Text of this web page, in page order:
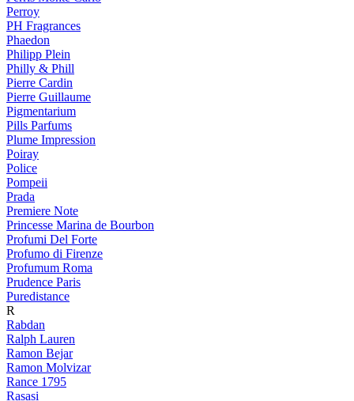
Perroy
PH Fragrances
Phaedon
Philipp Plein
Philly & Phill
Pierre Cardin
Pierre Guillaume
Pigmentarium
Pills Parfums
Plume Impression
Poiray
Police
Pompeii
Prada
Premiere Note
Princesse Marina de Bourbon
Profumi Del Forte
Profumo di Firenze
Profumum Roma
Prudence Paris
Puredistance
R
Rabdan
Ralph Lauren
Ramon Bejar
Ramon Molvizar
Rance 1795
Rasasi